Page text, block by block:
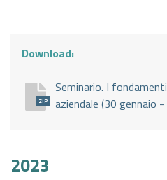
Download:
ZIP
Seminario. I
aziendale (30 gennaio
2023